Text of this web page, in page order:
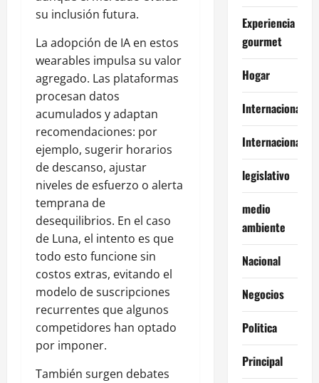
su inclusión futura.
La adopción de IA en estos
wearables impulsa su valor
agregado. Las plataformas
procesan datos
acumulados y adaptan
recomendaciones: por
ejemplo, sugerir horarios
de descanso, ajustar
niveles de esfuerzo o alerta
temprana de
desequilibrios. En el caso
de Luna, el intento es que
todo esto funcione sin
costos extras, evitando el
modelo de suscripciones
recurrentes que algunos
competidores han optado
por imponer.
También surgen debates
Experiencia
gourmet
Hogar
Internacional
Internacionales
legislativo
medio
ambiente
Nacional
Negocios
Politica
Principal